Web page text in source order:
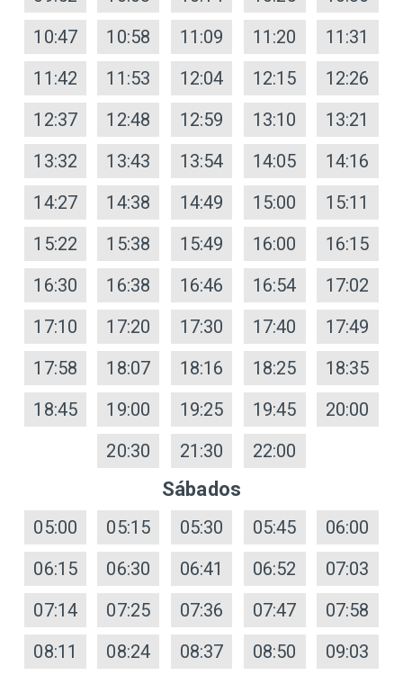
10:47
10:58 11:09 11:20
11:31
11:42
11:53 12:04 12:15
12:26
12:37
12:48 12:59 13:10
13:21
13:32
13:43 13:54 14:05
14:16
14:27
14:38 14:49 15:00
15:11
15:22
15:38 15:49 16:00
16:15
16:30
16:38 16:46 16:54
17:02
17:10
17:20 17:30 17:40
17:49
17:58
18:07 18:16 18:25
18:35
18:45
19:00 19:25 19:45
20:00
20:30
21:30 22:00
Sábados
05:00 05:15 05:30 05:45
06:00
06:15
06:30 06:41 06:52
07:03
07:14
07:25 07:36 07:47
07:58
08:11
08:24 08:37 08:50 09:03